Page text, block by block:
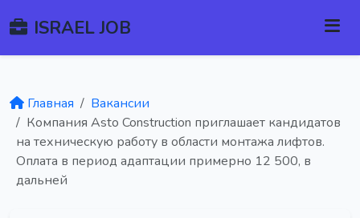
ISRAEL JOB
Главная
Вакансии
Компания Asto Construction приглашает кандидатов
на техническую работу в области монтажа лифтов.
Оплата в период адаптации примерно 12 500, в
дальней